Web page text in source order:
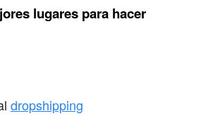
lugares para hacer
dropshipping